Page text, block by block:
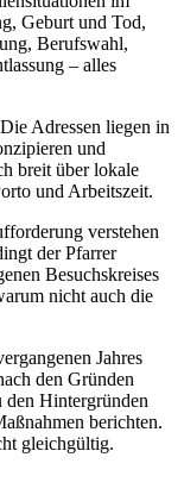
Geburt und Tod,
Berufswahl,
– alles
Adressen liegen in
und
breit über lokale
und Arbeitszeit.
verstehen
der Pfarrer
Besuchskreises
nicht auch die
Jahres
den Gründen
den Hintergründen
berichten.
gleichgültig.